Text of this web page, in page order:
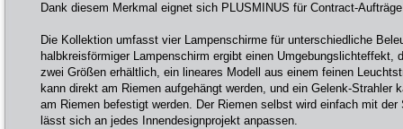
Dank diesem Merkmal eignet sich PLUSMINUS für Contract-
Die Kollektion umfasst vier Lampenschirme für unterschiedliche
halbkreisförmiger Lampenschirm ergibt einen
zwei Größen erhältlich, ein lineares Modell aus einem feinen
kann direkt am Riemen aufgehängt werden, und ein Gelenk-Strahler
am Riemen befestigt werden. Der Riemen selbst wird einfach mit
lässt sich an jedes Innendesignprojekt anpassen.